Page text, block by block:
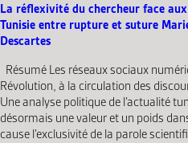
La réflexivité du chercheur face
Tunisie entre rupture et suture
Descartes
Résumé Les réseaux sociaux
Révolution, à la circulation des
Une analyse politique de l’actualité
désormais une valeur et un poids
cause l’exclusivité de la parole